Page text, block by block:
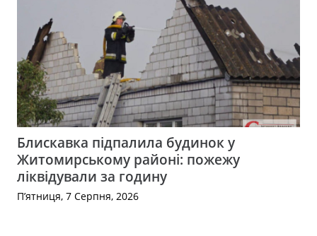
Блискавка підпалила будинок у
Житомирському районі: пожежу
ліквідували за годину
П’ятниця, 7 Серпня, 2026